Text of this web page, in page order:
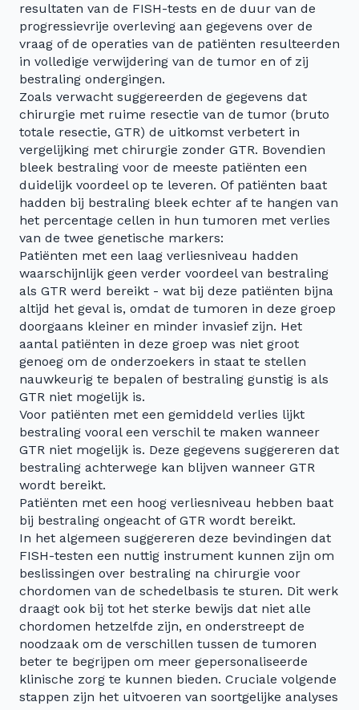
resultaten van de FISH-tests en de duur van de
progressievrije overleving aan gegevens over de
vraag of de operaties van de patiënten resulteerden
in volledige verwijdering van de tumor en of zij
bestraling ondergingen.
Zoals verwacht suggereerden de gegevens dat
chirurgie met ruime resectie van de tumor (bruto
totale resectie, GTR) de uitkomst verbetert in
vergelijking met chirurgie zonder GTR. Bovendien
bleek bestraling voor de meeste patiënten een
duidelijk voordeel op te leveren. Of patiënten baat
hadden bij bestraling bleek echter af te hangen van
het percentage cellen in hun tumoren met verlies
van de twee genetische markers:
Patiënten met een laag verliesniveau hadden
waarschijnlijk geen verder voordeel van bestraling
als GTR werd bereikt - wat bij deze patiënten bijna
altijd het geval is, omdat de tumoren in deze groep
doorgaans kleiner en minder invasief zijn. Het
aantal patiënten in deze groep was niet groot
genoeg om de onderzoekers in staat te stellen
nauwkeurig te bepalen of bestraling gunstig is als
GTR niet mogelijk is.
Voor patiënten met een gemiddeld verlies lijkt
bestraling vooral een verschil te maken wanneer
GTR niet mogelijk is. Deze gegevens suggereren dat
bestraling achterwege kan blijven wanneer GTR
wordt bereikt.
Patiënten met een hoog verliesniveau hebben baat
bij bestraling ongeacht of GTR wordt bereikt.
In het algemeen suggereren deze bevindingen dat
FISH-testen een nuttig instrument kunnen zijn om
beslissingen over bestraling na chirurgie voor
chordomen van de schedelbasis te sturen. Dit werk
draagt ook bij tot het sterke bewijs dat niet alle
chordomen hetzelfde zijn, en onderstreept de
noodzaak om de verschillen tussen de tumoren
beter te begrijpen om meer gepersonaliseerde
klinische zorg te kunnen bieden. Cruciale volgende
stappen zijn het uitvoeren van soortgelijke analyses